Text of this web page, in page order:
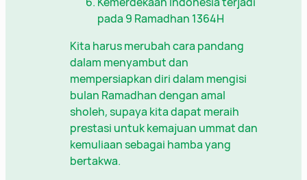
pada 9 Ramadhan 1364H
Kita harus merubah cara pandang
dalam menyambut dan
mempersiapkan diri dalam mengisi
bulan Ramadhan dengan amal
sholeh, supaya kita dapat meraih
prestasi untuk kemajuan ummat dan
kemuliaan sebagai hamba yang
bertakwa.